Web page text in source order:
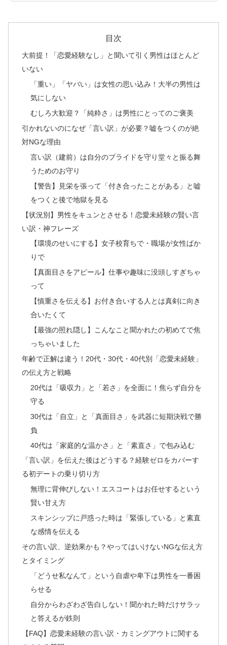
目次
大前提！「恋愛経験なし」と聞いて引く男性はほとんど
いない
「重い」「ヤバい」は女性の思い込み！大半の男性は
気にしない
むしろ大歓迎？「純粋さ」は男性にとってのご褒美
引かれないのになぜ「言い訳」が必要？嘘をつくのが絶
対NGな理由
言い訳（建前）は自分のプライドを守り堂々と振る舞
うためのお守り
【警告】見栄を張って「付き合ったことがある」と嘘
をつくと後で地獄を見る
【状況別】男性をキュンとさせる！恋愛未経験の賢い言
い訳・神フレーズ
【環境のせいにする】女子校育ちで・職場が女性ばか
りで
【真面目さをアピール】仕事や趣味に没頭しすぎちゃ
って
【慎重さを伝える】お付き合いする人とは真剣に向き
合いたくて
【最強の照れ隠し】こんなこと聞かれたの初めてで焦
っちゃいました
年齢で正解は違う！20代・30代・40代別「恋愛未経験」
の伝え方と戦略
20代は「吸収力」と「若さ」を全面に！焦らず自分を
守る
30代は「自立」と「真面目さ」を武器に短期決戦で勝
負
40代は「家庭的な温かさ」と「素直さ」で包み込む
「言い訳」を伝えた後はどうする？経験ゼロをカバーす
る初デートの乗り切り方
無理に背伸びしない！エスコートはお任せするという
賢い甘え方
スキンシップに戸惑った時は「緊張している」と素直
な感情を伝える
その言い訳、逆効果かも？やってはいけないNGな伝え方
とタイミング
「どうせ私なんて」という自虐や卑下は男性を一番困
らせる
自分からわざわざ告白しない！聞かれた時だけサラッ
と答えるが鉄則
【FAQ】恋愛未経験の言い訳・カミングアウトに関する